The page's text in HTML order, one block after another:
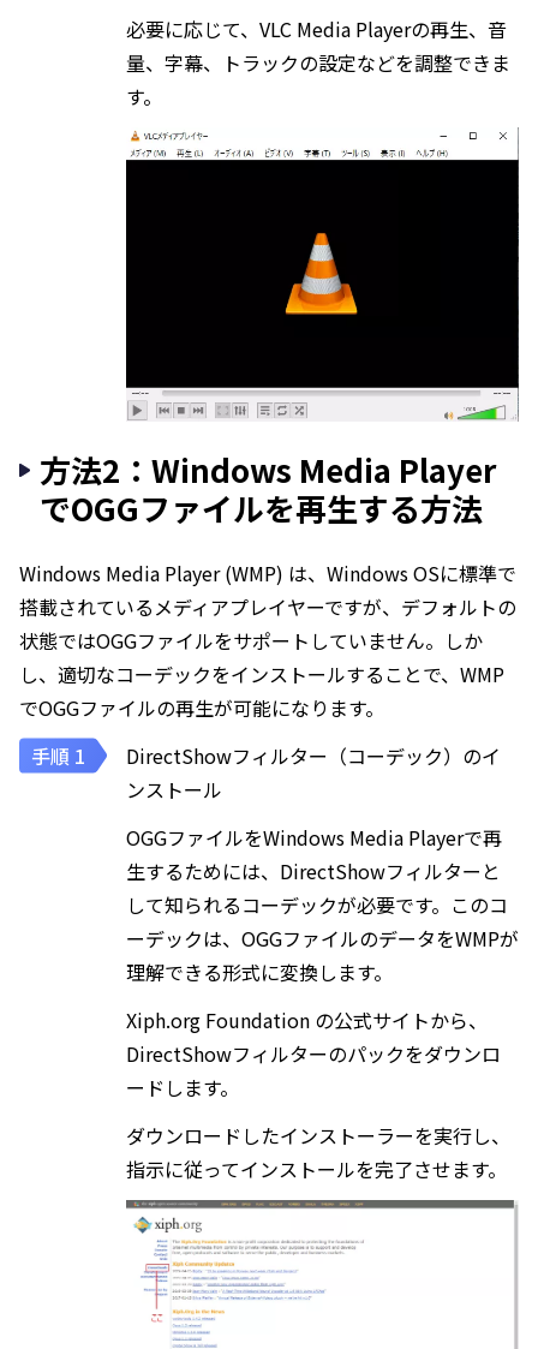
必要に応じて、VLC Media Playerの再生、音
量、字幕、トラックの設定などを調整できま
す。
方法2：Windows Media Player
でOGGファイルを再生する方法
Windows Media Player (WMP) は、Windows OSに標準で
搭載されているメディアプレイヤーですが、デフォルトの
状態ではOGGファイルをサポートしていません。しか
し、適切なコーデックをインストールすることで、WMP
でOGGファイルの再生が可能になります。
DirectShowフィルター（コーデック）のイ
ンストール
OGGファイルをWindows Media Playerで再
生するためには、DirectShowフィルターと
して知られるコーデックが必要です。このコ
ーデックは、OGGファイルのデータをWMPが
理解できる形式に変換します。
Xiph.org Foundation の公式サイトから、
DirectShowフィルターのパックをダウンロ
ードします。
ダウンロードしたインストーラーを実行し、
指示に従ってインストールを完了させます。